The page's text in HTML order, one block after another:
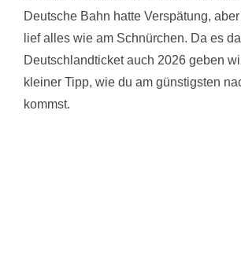
Deutsche Bahn hatte Verspätung,
lief alles wie am Schnürchen. Da es
Deutschlandticket auch 2026 geben
kleiner Tipp, wie du am günstigsten
kommst.